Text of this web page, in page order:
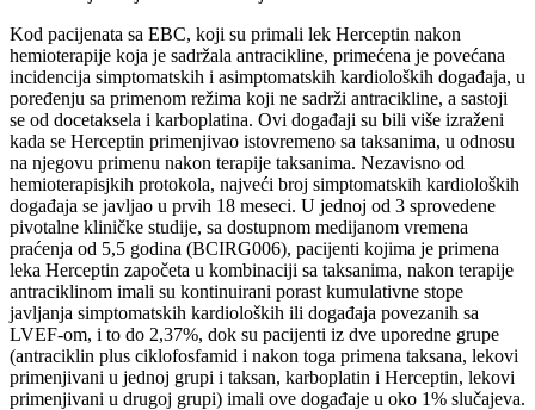
Kod pacijenata sa EBC, koji su primali lek Herceptin nakon
hemioterapije koja je sadržala antracikline, primećena je povećana
incidencija simptomatskih i asimptomatskih kardioloških događaja, u
poređenju sa primenom režima koji ne sadrži antracikline, a sastoji
se od docetaksela i karboplatina. Ovi događaji su bili više izraženi
kada se Herceptin primenjivao istovremeno sa taksanima, u odnosu
na njegovu primenu nakon terapije taksanima. Nezavisno od
hemioterapisjkih protokola, najveći broj simptomatskih kardioloških
događaja se javljao u prvih 18 meseci. U jednoj od 3 sprovedene
pivotalne kliničke studije, sa dostupnom medijanom vremena
praćenja od 5,5 godina (BCIRG006), pacijenti kojima je primena
leka Herceptin započeta u kombinaciji sa taksanima, nakon terapije
antraciklinom imali su kontinuirani porast kumulativne stope
javljanja simptomatskih kardioloških ili događaja povezanih sa
LVEF-om, i to do 2,37%, dok su pacijenti iz dve uporedne grupe
(antraciklin plus ciklofosfamid i nakon toga primena taksana, lekovi
primenjivani u jednoj grupi i taksan, karboplatin i Herceptin, lekovi
primenjivani u drugoj grupi) imali ove događaje u oko 1% slučajeva.